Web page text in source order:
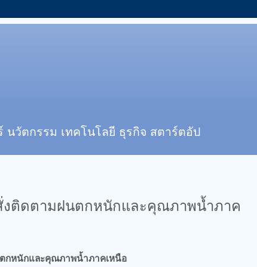
นวัตกรรม เทคโนโลยี ธุรกิจ สตาร์ตอัป
สั่งติดตามฝนตกหนักและคุณภาพน้ำภาค
ตกหนักและคุณภาพน้ำภาคเหนือ